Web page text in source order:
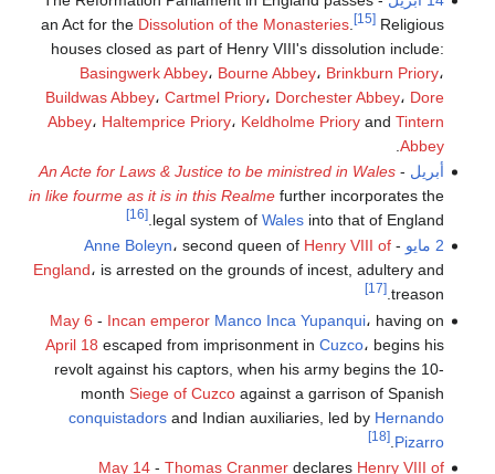
an Act for the Dissolution of the Monasteries. [15]Religious
houses closed as part of Henry VIII's dissolution include:
Basingwerk Abbey، Bourne Abbey، Brinkburn Priory،
Buildwas Abbey، Cartmel Priory، Dorchester Abbey، Dore
Abbey، Haltemprice Priory، Keldholme Prioryand Tintern
Abbey
أبريل -
An Acte for Laws & Justice to be ministred in Wales
in like fourme as it is in this Realmefurther incorporates the
legal system of Walesinto that of England.
[16]
2 مايو -
Anne Boleyn، second queen of Henry VIII of
England، is arrested on the grounds of incest, adultery and
treason.
[17]
May 6 - Incan emperor Manco Inca Yupanqui، having on
April 18 escaped from imprisonment in Cuzco، begins his
revolt against his captors, when his army begins the 10-
month Siege of Cuzcoagainst a garrison of Spanish
conquistadorsand Indian auxiliaries, led by Hernando
Pizarro
.
[18]
May 14- Thomas Cranmerdeclares Henry VIII of